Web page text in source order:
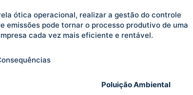
ótica operacional, realizar a gestão do controle
emissões pode tornar o processo produtivo de uma
cada vez mais eficiente e rentável.
Poluição Ambiental